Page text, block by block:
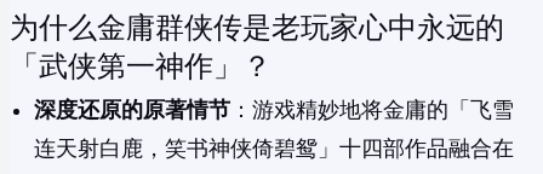
为什么金庸群侠传是老玩家心中永远的
「武侠第一神作」？
深度还原的原著情节 ：游戏精妙地将金庸的「飞雪
连天射白鹿，笑书神侠倚碧鸳」十四部作品融合在